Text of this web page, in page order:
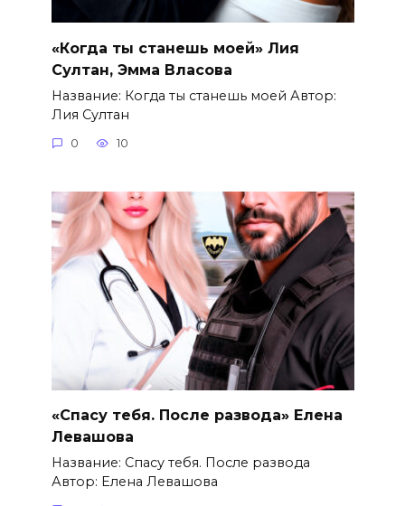
«Когда ты станешь моей» Лия
Султан, Эмма Власова
Название: Когда ты станешь моей Автор:
Лия Султан
0 10
«Спасу тебя. После развода» Елена
Левашова
Название: Спасу тебя. После развода
Автор: Елена Левашова